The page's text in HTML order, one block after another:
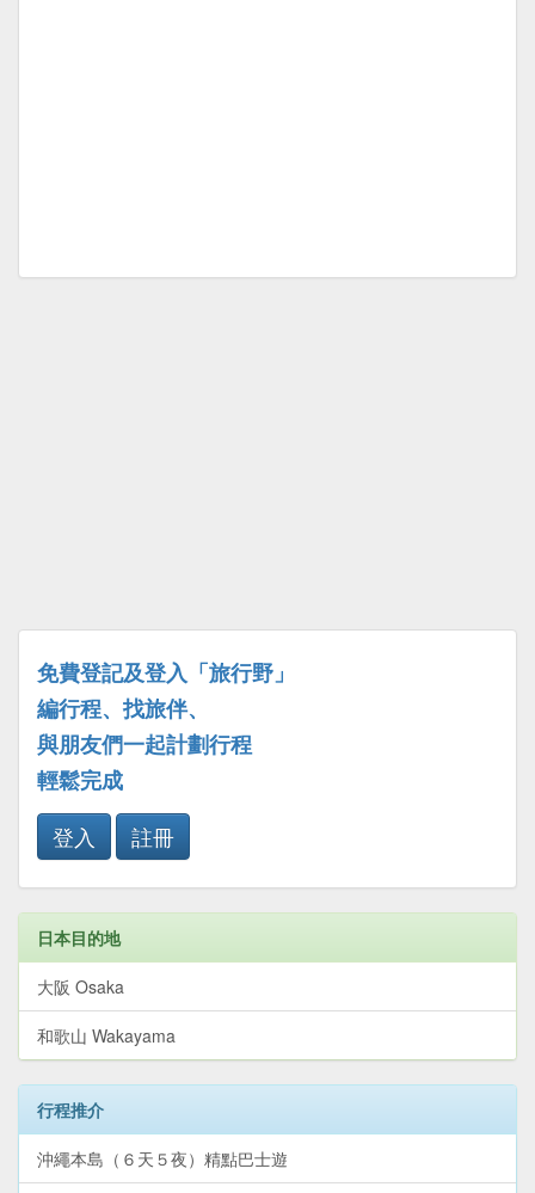
免費登記及登入「旅行野」
編行程、找旅伴、
與朋友們一起計劃行程
輕鬆完成
登入
註冊
日本目的地
大阪 Osaka
和歌山 Wakayama
行程推介
沖繩本島（６天５夜）精點巴士遊